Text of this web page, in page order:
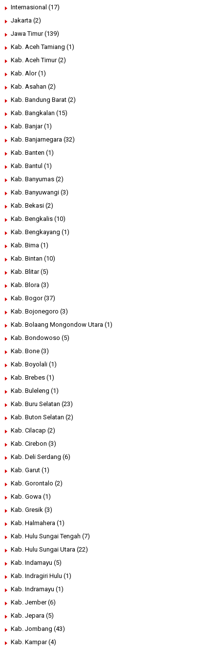
Internasional (17)
Jakarta (2)
Jawa Timur (139)
Kab. Aceh Tamiang (1)
Kab. Aceh Timur (2)
Kab. Alor (1)
Kab. Asahan (2)
Kab. Bandung Barat (2)
Kab. Bangkalan (15)
Kab. Banjar (1)
Kab. Banjarnegara (32)
Kab. Banten (1)
Kab. Bantul (1)
Kab. Banyumas (2)
Kab. Banyuwangi (3)
Kab. Bekasi (2)
Kab. Bengkalis (10)
Kab. Bengkayang (1)
Kab. Bima (1)
Kab. Bintan (10)
Kab. Blitar (5)
Kab. Blora (3)
Kab. Bogor (37)
Kab. Bojonegoro (3)
Kab. Bolaang Mongondow Utara (1)
Kab. Bondowoso (5)
Kab. Bone (3)
Kab. Boyolali (1)
Kab. Brebes (1)
Kab. Buleleng (1)
Kab. Buru Selatan (23)
Kab. Buton Selatan (2)
Kab. Cilacap (2)
Kab. Cirebon (3)
Kab. Deli Serdang (6)
Kab. Garut (1)
Kab. Gorontalo (2)
Kab. Gowa (1)
Kab. Gresik (3)
Kab. Halmahera (1)
Kab. Hulu Sungai Tengah (7)
Kab. Hulu Sungai Utara (22)
Kab. Indamayu (5)
Kab. Indragiri Hulu (1)
Kab. Indramayu (1)
Kab. Jember (6)
Kab. Jepara (5)
Kab. Jombang (43)
Kab. Kampar (4)